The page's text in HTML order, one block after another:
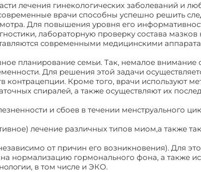
лечения гинекологических заболеваний и
врачи способны успешно решить
Для повышения уровня его
лабораторную проверку состава мазков
современными медицинскими
планирование семьи. Так, немалое внимание
Для решения этой задачи
контрацепции. Кроме того, врачи используют
спиралей, а также осуществляют их
и сбоев в течении менструального
лечение различных типов миом,а также
от причин его возникновения). Для
нормализацию гормонального фона, а также
в том числе и ЭКО.